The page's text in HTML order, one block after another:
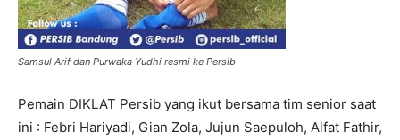
Samsul Arif dan Purwaka Yudhi resmi ke Persib
Pemain DIKLAT Persib yang ikut bersama tim senior saat
ini : Febri Hariyadi, Gian Zola, Jujun Saepuloh, Alfat Fathir,